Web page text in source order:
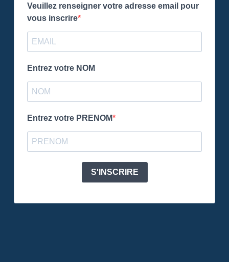
Veuillez renseigner votre adresse email pour
vous inscrire
Entrez votre NOM
Entrez votre PRENOM
S'INSCRIRE